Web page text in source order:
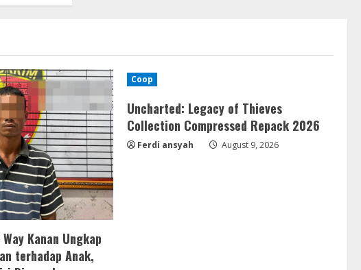
Kanan Ungkap
terhadap Anak,
Coop
Uncharted: Legacy of Thieves
Collection Compressed Repack 2026
Ferdi ansyah August 9, 2026